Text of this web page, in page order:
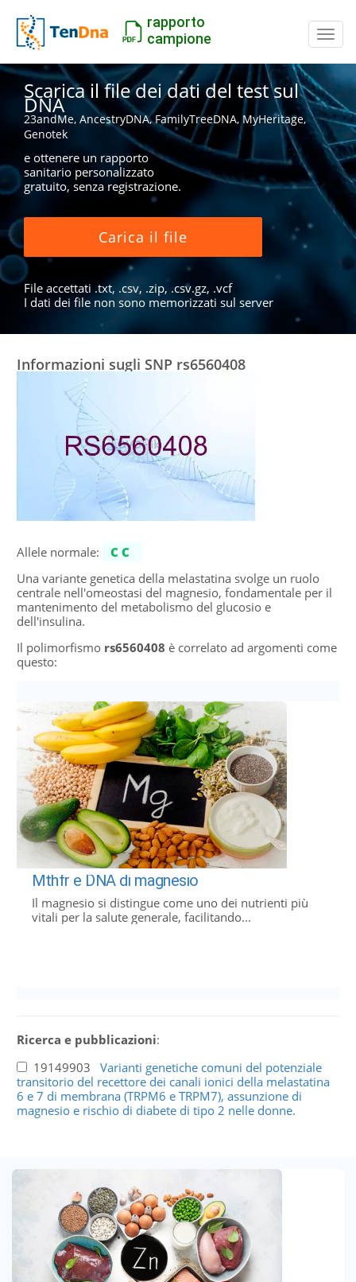
rapporto
campione
Scarica il file dei dati del test sul
DNA
23andMe, AncestryDNA, FamilyTreeDNA, MyHeritage,
Genotek
e ottenere un rapporto
sanitario personalizzato
gratuito, senza registrazione.
Carica il file
File accettati .txt, .csv, .zip, .csv.gz, .vcf
I dati dei file non sono memorizzati sul server
Informazioni sugli SNP rs6560408
Allele normale:
CC
Una variante genetica della melastatina svolge un ruolo
centrale nell'omeostasi del magnesio, fondamentale per il
mantenimento del metabolismo del glucosio e
dell'insulina.
Il polimorfismo rs6560408 è correlato ad argomenti come
questo:
Mthfr e DNA di magnesio
Il magnesio si distingue come uno dei nutrienti più
vitali per la salute generale, facilitando...
Ricerca e pubblicazioni:
19149903 Varianti genetiche comuni del potenziale
transitorio del recettore dei canali ionici della melastatina
6 e 7 di membrana (TRPM6 e TRPM7), assunzione di
magnesio e rischio di diabete di tipo 2 nelle donne.